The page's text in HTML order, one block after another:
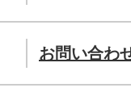
お問い合わ